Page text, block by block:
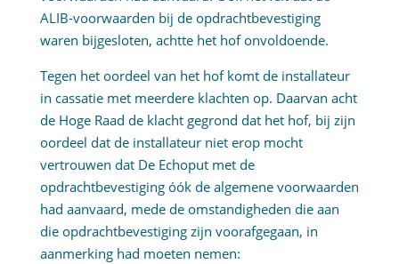
ALIB-voorwaarden bij de opdrachtbevestiging
waren bijgesloten, achtte het hof onvoldoende.
Tegen het oordeel van het hof komt de installateur
in cassatie met meerdere klachten op. Daarvan acht
de Hoge Raad de klacht gegrond dat het hof, bij zijn
oordeel dat de installateur niet erop mocht
vertrouwen dat De Echoput met de
opdrachtbevestiging óók de algemene voorwaarden
had aanvaard, mede de omstandigheden die aan
die opdrachtbevestiging zijn voorafgegaan, in
aanmerking had moeten nemen: